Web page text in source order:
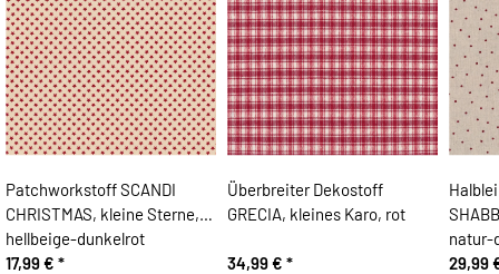
Patchworkstoff SCANDI
CHRISTMAS, kleine Sterne,
hellbeige-dunkelrot
17,99 € *
Überbreiter Dekostoff
GRECIA, kleines Karo, rot
34,99 € *
natur-
29,99